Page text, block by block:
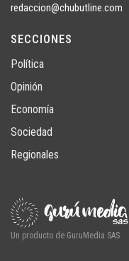
redaccion@chubutline.com
SECCIONES
Política
Opinión
Economía
Sociedad
Regionales
Un producto de GuruMedia SAS